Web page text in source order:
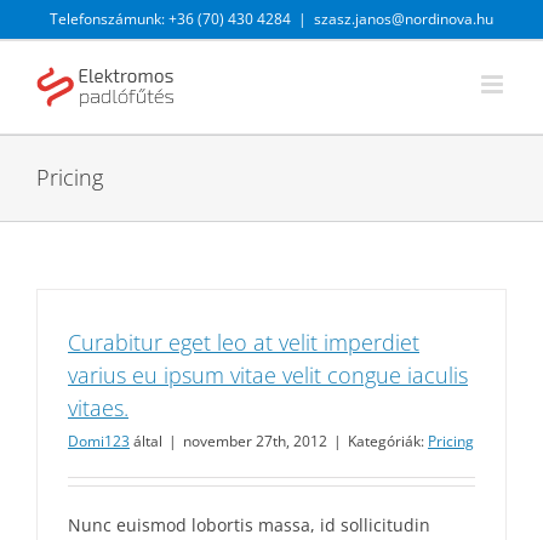
KihagyásTelefonszámunk: +36 (70) 430 4284 | szasz.janos@nordinova.hu
Pricing
Curabitur eget leo at velit imperdiet
varius eu ipsum vitae velit congue iaculis
vitaes.
Domi123által | november 27th, 2012 | Kategóriák: Pricing
Nunc euismod lobortis massa, id sollicitudin